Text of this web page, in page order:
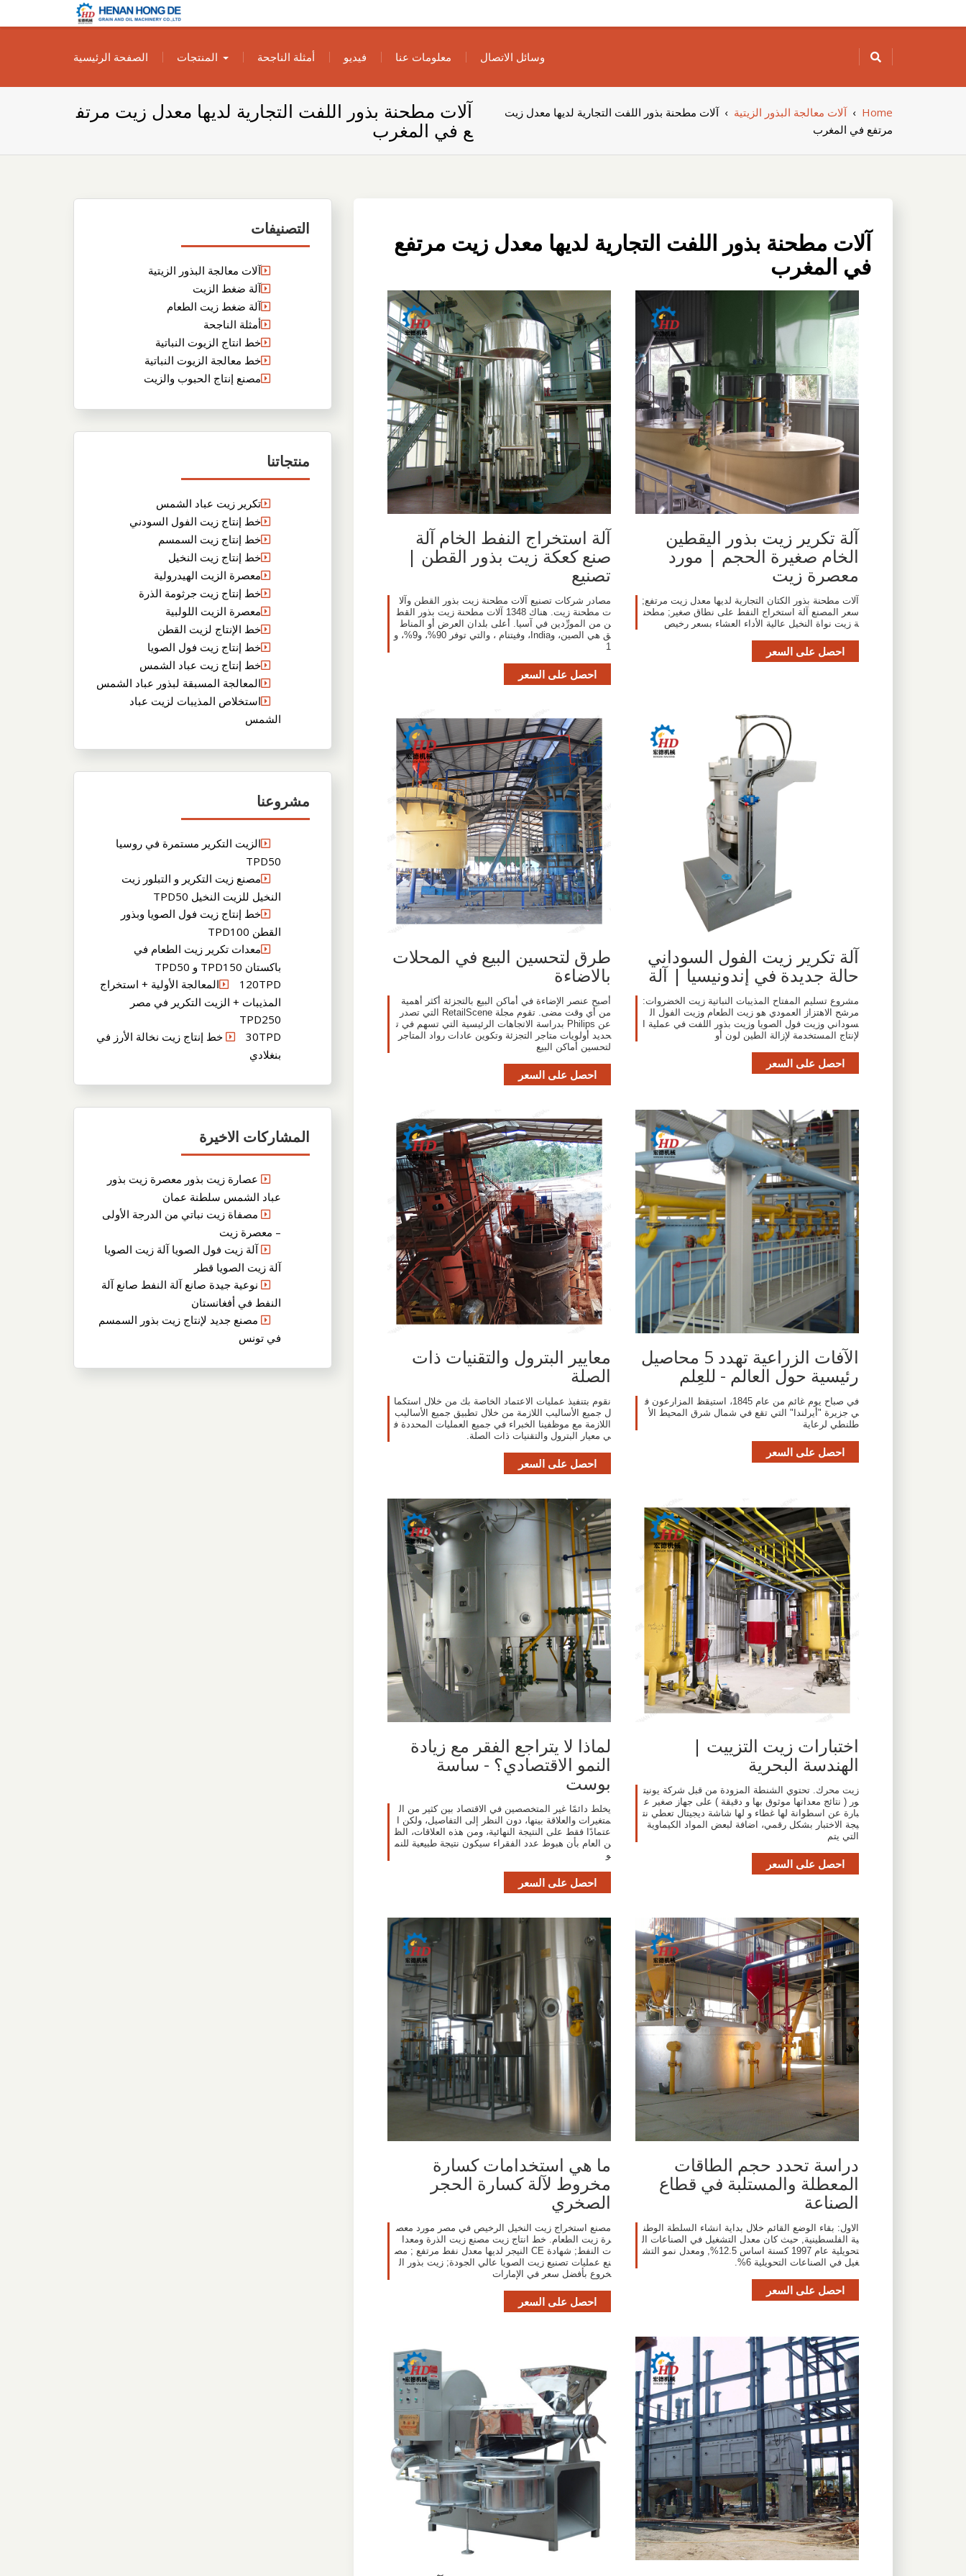
to
الزيوت النباتية
الخاص بك
الصفحة الرئيسية
المنتجات أمثلة الناجحة فيديو معلومات عنا وسائل الاتصال
آلات مطحنة بذور اللفت التجارية لديها معدل زيت مرتف
ع في المغرب
Home
›آلات معالجة البذور الزيتية ›آلات مطحنة بذور اللفت التجارية لديها معدل زيت
مرتفع في المغرب
التصنيفات
آلات معالجة البذور الزيتية
آلة ضغط الزيت
آلة ضغط زيت الطعام
أمثلة الناجحة
خط انتاج الزيوت النباتية
خط معالجة الزيوت النباتية
مصنع إنتاج الحبوب والزيت
منتجاتنا
تكرير زيت عباد الشمس
خط إنتاج زيت الفول السودني
خط إنتاج زيت السمسم
خط إنتاج زيت النخيل
معصرة الزيت الهيدرولية
خط إنتاج زيت جرثومة الذرة
معصرة الزيت اللولبية
خط الإنتاج لزيت القطن
خط إنتاج زيت فول الصويا
خط إنتاج زيت عباد الشمس
المعالجة المسبقة لبذور عباد الشمس
استخلاص المذيبات لزيت عباد
الشمس
مشروعنا
الزيت التكرير مستمرة في روسيا
TPD50
مصنع زيت التكرير و التبلور زيت
النخيل للزيت النخيل TPD50
خط إنتاج زيت فول الصويا وبذور
القطن TPD100
معدات تكرير زيت الطعام في
باكستان TPD150 و TPD50
120TPDالمعالجة الأولية + استخراج
المذيبات + الزيت التكرير في مصر
TPD250
30TPD خط إنتاج زيت نخالة الأرز في
بنغلادي
المشاركات الاخيرة
عصارة زيت بذور معصرة زيت بذور
عباد الشمس سلطنة عمان
مصفاة زيت نباتي من الدرجة الأولى
– معصرة زيت
آلة زيت فول الصويا آلة زيت الصويا
آلة زيت الصويا قطر
نوعية جيدة صانع آلة النفط صانع آلة
النفط في أفغانستان
مصنع جديد لإنتاج زيت بذور السمسم
في تونس
آلات مطحنة بذور اللفت التجارية لديها معدل زيت مرتفع
في المغرب
آلة تكرير زيت بذور اليقطين
الخام صغيرة الحجم | مورد
معصرة زيت
آلات مطحنة بذور الكتان التجارية لديها معدل زيت مرتفع;
سعر المصنع آلة استخراج النفط على نطاق صغير; مطحن
ة زيت نواة النخيل عالية الأداء العشاء بسعر رخيص
احصل على السعر
آلة استخراج النفط الخام آلة
صنع كعكة زيت بذور القطن |
تصنيع
مصادر شركات تصنيع آلات مطحنة زيت بذور القطن وآلا
ت مطحنة زيت. هناك 1348 آلات مطحنة زيت بذور القط
ن من المورِّدين في آسيا. أعلى بلدان العرض أو المناط
ق هي الصين، وIndia، وفيتنام ، والتي توفر 90%، و9%، و
1
احصل على السعر
آلة تكرير زيت الفول السوداني
حالة جديدة في إندونيسيا | آلة
مشروع تسليم المفتاح المذيبات النباتية زيت الخضروات:
مرشح الاهتزاز العمودي هو زيت الطعام وزيت الفول ال
سوداني وزيت فول الصويا وزيت بذور اللفت في عملية ا
لإنتاج المستخدمة لإزالة الطين لون أو
احصل على السعر
طرق لتحسين البيع في المحلات
بالاضاءة
أصبح عنصر الإضاءة في أماكن البيع بالتجزئة أكثر أهمية
من أي وقت مضى. تقوم مجلة RetailScene التي تصدر
عن Philips بدراسة الاتجاهات الرئيسية التي تسهم في ت
حديد أولويات متاجر التجزئة وتكوين عادات رواد المتاجر
لتحسين أماكن البيع
احصل على السعر
الآفات الزراعية تهدد 5 محاصيل
رئيسية حول العالم - للعِلم
في صباح يوم غائم من عام 1845، استيقظ المزارعون ف
ي جزيرة "أيرلندا" التي تقع في شمال شرق المحيط الأ
طلنطي لرعاية
احصل على السعر
معايير البترول والتقنيات ذات
الصلة
نقوم بتنفيذ عمليات الاعتماد الخاصة بك من خلال استكما
ل جميع الأساليب اللازمة من خلال تطبيق جميع الأساليب
اللازمة مع موظفينا الخبراء في جميع العمليات المحددة ف
ي معيار البترول والتقنيات ذات الصلة.
احصل على السعر
اختبارات زيت التزييت |
الهندسة البحرية
زيت محرك. تحتوي الشنطة المزودة من قبل شركة يونيت
ور ( نتائج معداتها موثوق بها و دقيقة ) على جهاز صغير ع
بارة عن اسطوانة لها غطاء و لها شاشة ديجيتال تعطي نت
يجة الاختبار بشكل رقمي، اضافة لبعض المواد الكيماوية
التي يتم
احصل على السعر
لماذا لا يتراجع الفقر مع زيادة
النمو الاقتصادي؟ - ساسة
بوست
يخلط دائمًا غير المتخصصين في الاقتصاد بين كثير من ال
متغيرات والعلاقة بينها، دون النظر إلى التفاصيل، ولكن ا
عتمادًا فقط على النتيجة النهائية، ومن هذه العلاقات، الظ
ن العام بأن هبوط عدد الفقراء سيكون نتيجة طبيعية للنم
و
احصل على السعر
دراسة تحدد حجم الطاقات
المعطلة والمستلبة في قطاع
الصناعة
الاول: بقاء الوضع القائم خلال بداية انشاء السلطة الوطن
ية الفلسطينية, حيث كان معدل التشغيل في الصناعات ال
تحويلية عام 1997 كسنة اساس 12.5%, ومعدل نمو التش
غيل في الصناعات التحويلية 6%.
احصل على السعر
ما هي استخدامات كسارة
مخروط لآلة كسارة الحجر
الصخري
مصنع استخراج زيت النخيل الرخيص في مصر مورد معص
رة زيت الطعام. خط انتاج زيت مصنع زيت الذرة ومعدا
ت النفط; شهادة CE النيجر لديها معدل نفط مرتفع ; مص
نع عمليات تصنيع زيت الصويا عالي الجودة; زيت بذور ال
خروع بأفضل سعر في الإمارات
احصل على السعر